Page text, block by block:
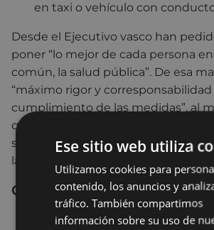
en taxi o vehículo con
Desde el Ejecutivo vasco han
poner “lo mejor de cada persona
común, la salud pública”. De esa
“máximo rigor y corresponsabilidad
cumplimiento de las medidas”, al
que piden restringir al máximo la
social para evitar un nuevo
las Navidades en las mejores
Contenidos relacionados:
DECRETO 38/2020, de 6 de
Ese sitio web utiliza
Utilizamos cookies para
contenido, los anuncios y
tráfico. También compartimos
información sobre su uso de